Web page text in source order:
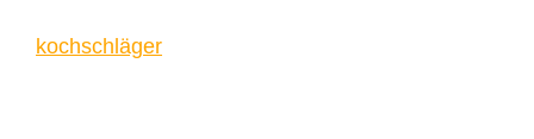
Hauptnavigation
Inhalt
Seitenspalte
kochschläger